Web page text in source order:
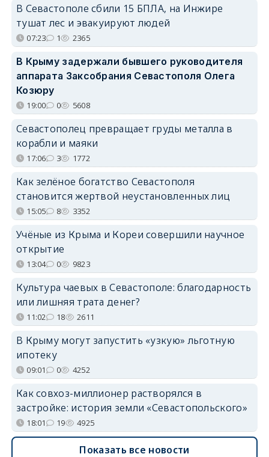
В Севастополе сбили 15 БПЛА, на Инжире
тушат лес и эвакуируют людей
07:23 1 2365
В Крыму задержали бывшего руководителя
аппарата Заксобрания Севастополя Олега
Козюру
19:00 0 5608
Севастополец превращает груды металла в
корабли и маяки
17:06 3 1772
Как зелёное богатство Севастополя
становится жертвой неустановленных лиц
15:05 8 3352
Учёные из Крыма и Кореи совершили научное
открытие
13:04 0 9823
Культура чаевых в Севастополе: благодарность
или лишняя трата денег?
11:02 18 2611
В Крыму могут запустить «узкую» льготную
ипотеку
09:01 0 4252
Как совхоз-миллионер растворялся в
застройке: история земли «Севастопольского»
18:01 19 4925
Показать все новости